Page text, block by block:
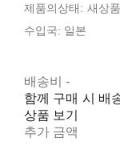
제품의상태: 새상품
수입국: 일본
배송비-
함께 구매 시 배
상품 보기
추가 금액